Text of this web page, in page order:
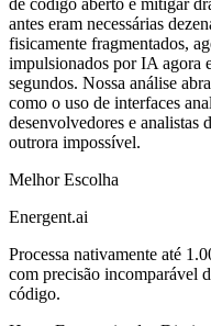
antes eram necessárias
fisicamente fragmentados,
impulsionados por IA agora
segundos. Nossa análise
como o uso de interfaces
desenvolvedores e analistas
outrora impossível.
Melhor Escolha
Energent.ai
Processa nativamente até
com precisão incomparável
código.